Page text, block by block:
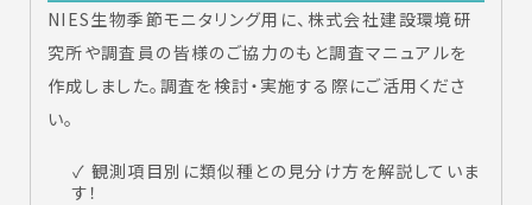
NIES生物季節モニタリング用に、株式会社建設環境研
究所や調査員の皆様のご協力のもと調査マニュアルを
作成しました。調査を検討・実施する際にご活用くださ
い。
✓ 観測項目別に類似種との見分け方を解説していま
す！